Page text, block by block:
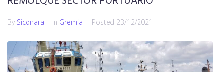
By Siconara In Gremial Posted 23/12/2021